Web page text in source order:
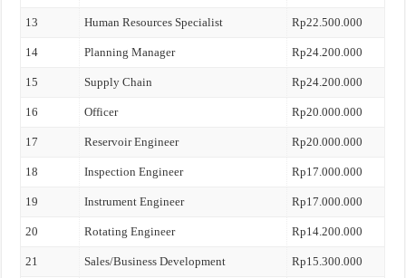
13 Human Resources Specialist Rp22.500.000
14 Planning Manager Rp24.200.000
15 Supply Chain Rp24.200.000
16 Officer Rp20.000.000
17 Reservoir Engineer Rp20.000.000
18 Inspection Engineer Rp17.000.000
19 Instrument Engineer Rp17.000.000
20 Rotating Engineer Rp14.200.000
21 Sales/Business Development Rp15.300.000